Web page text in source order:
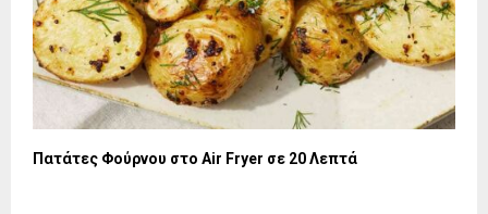
Πατάτες Φούρνου στο Air Fryer σε 20 Λεπτά